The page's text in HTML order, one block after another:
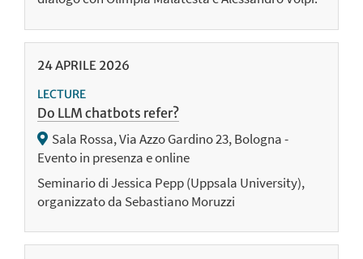
24APRILE 2026
LECTURE
Do LLM chatbots refer?
Sala Rossa, Via Azzo Gardino 23, Bologna -
Evento in presenza e online
Seminario di Jessica Pepp (Uppsala University),
organizzato da Sebastiano Moruzzi